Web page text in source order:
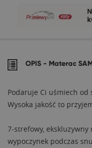
OPIS - Materac
Podaruje Ci uśmiech od
Wysoka jakość to
7-strefowy,
wypoczynek podczas